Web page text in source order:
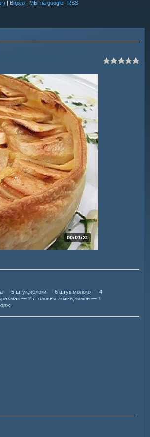
| Видео| МЫ на google| RSS
00:01:31
— 5 штук;яблоки — 6 штук;молоко — 4
— 2 столовых ложки;лимон — 1